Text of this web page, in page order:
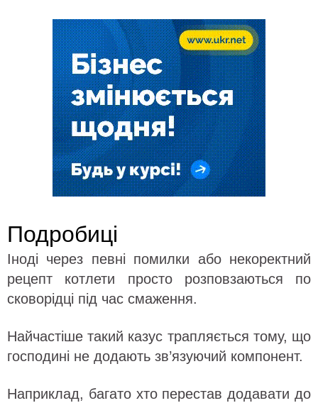
Подробиці
Іноді через певні помилки або некоректний
рецепт котлети просто розповзаються по
сковорідці під час смаження.
Найчастіше такий казус трапляється тому, що
господині не додають зв’язуючий компонент.
Наприклад, багато хто перестав додавати до